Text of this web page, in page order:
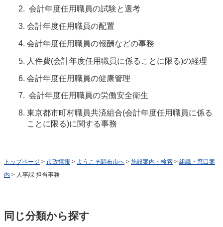
会計年度任用職員の試験と選考
会計年度任用職員の配置
会計年度任用職員の報酬などの事務
人件費(会計年度任用職員に係ることに限る)の経理
会計年度任用職員の健康管理
会計年度任用職員の労働安全衛生
東京都市町村職員共済組合(会計年度任用職員に係る
ことに限る)に関する事務
トップページ > 市政情報 > ようこそ調布市へ > 施設案内・検索 > 組織・窓口案
内 > 人事課 担当事務
同じ分類から探す